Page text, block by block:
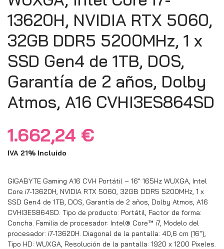
13620H, NVIDIA RTX 5060,
32GB DDR5 5200MHz, 1 x
SSD Gen4 de 1TB, DOS,
Garantía de 2 años, Dolby
Atmos, A16 CVHI3ES864SD
1.662,24 €
IVA 21% Incluido
GIGABYTE Gaming A16 CVH Portátil – 16″ 165Hz WUXGA, Intel
Core i7-13620H, NVIDIA RTX 5060, 32GB DDR5 5200MHz, 1 x
SSD Gen4 de 1TB, DOS, Garantía de 2 años, Dolby Atmos, A16
CVHI3ES864SD. Tipo de producto: Portátil, Factor de forma:
Concha. Familia de procesador: Intel® Core™ i7, Modelo del
procesador: i7-13620H. Diagonal de la pantalla: 40,6 cm (16″),
Tipo HD: WUXGA, Resolución de la pantalla: 1920 x 1200 Pixeles.